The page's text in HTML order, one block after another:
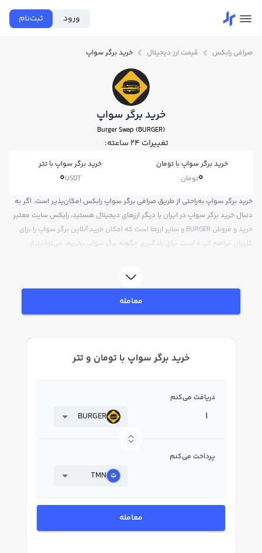
ورود ثبت‌نام
صرافی رابکس قیمت ارز دیجیتال خرید برگر سواپ
خرید برگر سواپ
Burger Swap (BURGER)
تغییرات ۲۴ ساعته: 0%
خرید برگر سواپ با تومان
0تومان
خرید برگر سواپ با تتر
0USDT
خرید برگر سواپ به‌راحتی از طریق صرافی برگر سواپ رابکس امکان‌پذیر است. اگر به
دنبال خرید برگر سواپ در ایران یا دیگر ارزهای دیجیتال هستید، رابکس سایت معتبر
خرید و فروش BURGER و سایر ارزها است که امکان خرید آنلاین برگر سواپ را برای
کاربران فراهم کرده است. برای یادگیری چگونه برگر سواپ بخریم، می‌توانید از
فروش برگر سواپ BURGER بپردازید. در بازار رابکس، قیمت لحظه‌ای، نمودار و امکانات
فروش برگر سواپ نیز در دسترس شما قرار دارد تا بتوانید تصمیمات بهتری در
معامله
خرید برگر سواپ با تومان و تتر
دریافت می‌کنم
BURGER
پرداخت می‌کنم
TMN
معامله